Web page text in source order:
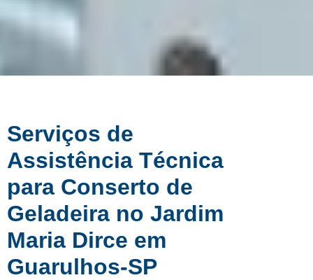
Serviços de
Assistência Técnica
para Conserto de
Geladeira no Jardim
Maria Dirce em
Guarulhos-SP